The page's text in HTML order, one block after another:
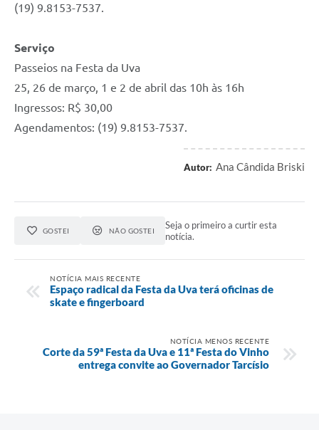
(19) 9.8153-7537.
Serviço
Passeios na Festa da Uva
25, 26 de março, 1 e 2 de abril das 10h às 16h
Ingressos: R$ 30,00
Agendamentos: (19) 9.8153-7537.
Autor: Ana Cândida Briski
GOSTEI NÃO GOSTEI
Seja o primeiro a curtir esta
notícia.
NOTÍCIA MAIS RECENTE
Espaço radical da Festa da Uva terá oficinas de
skate e fingerboard
NOTÍCIA MENOS RECENTE
Corte da 59ª Festa da Uva e 11ª Festa do Vinho
entrega convite ao Governador Tarcísio